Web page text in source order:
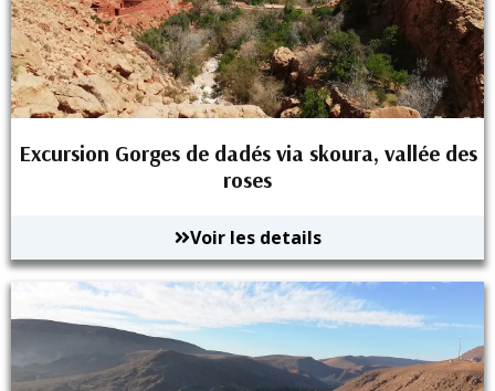
Excursion Gorges de dadés via skoura, vallée des
roses
Voir les details